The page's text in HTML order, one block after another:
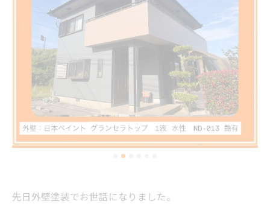
先日外壁塗装でお世話になりました。